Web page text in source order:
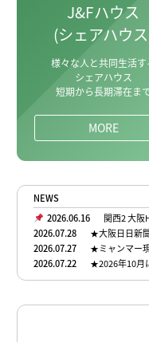
J&Fハウス
(シェアハウ
様々な人と共同生活す
シェアハウス
短期から長期滞在ま
MORE
NEWS
2026.06.16
関西2 大阪
2026.07.28
★大阪日日新
2026.07.27
★ミャンマー
2026.07.22
★2026年10月